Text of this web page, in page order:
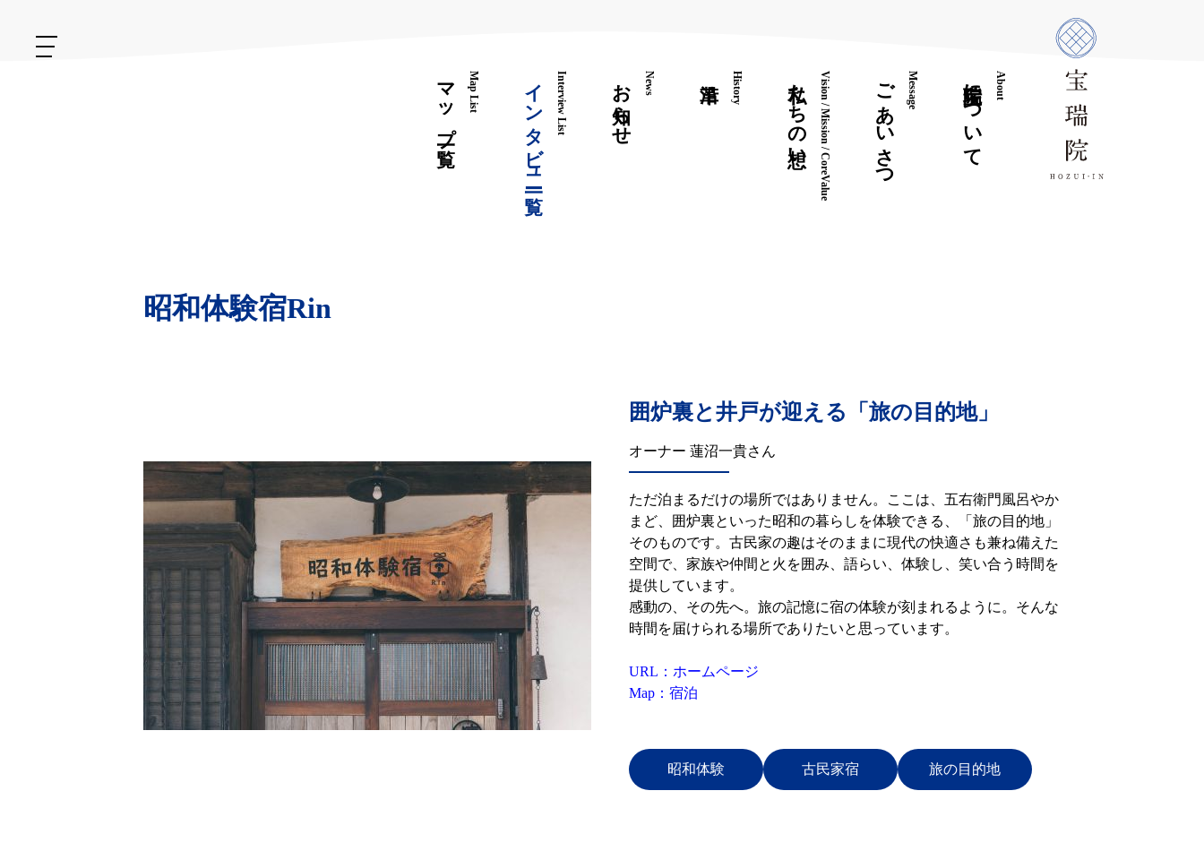
About
宝瑞院について
Message
ごあいさつ
Vision / Mission / CoreValue
私たちの想い
History
News
お知らせ
Interview List
インタビュー 一覧
Map List
マップ一覧
昭和体験宿Rin
囲炉裏と井戸が迎える「旅の目的地」
オーナー 蓮沼一貴さん
ただ泊まるだけの場所ではありません。ここは、五右衛門風呂やか
まど、囲炉裏といった昭和の暮らしを体験できる、「旅の目的地」
そのものです。古民家の趣はそのままに現代の快適さも兼ね備えた
空間で、家族や仲間と火を囲み、語らい、体験し、笑い合う時間を
提供しています。
感動の、その先へ。旅の記憶に宿の体験が刻まれるように。そんな
時間を届けられる場所でありたいと思っています。
URL：ホームページ
Map：宿泊
昭和体験 古民家宿 旅の目的地